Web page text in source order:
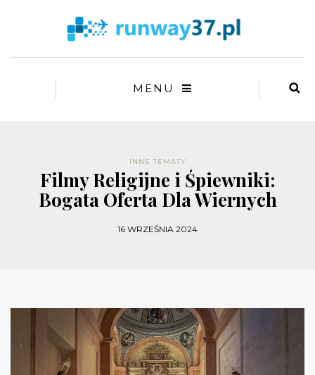
MENU
INNE TEMATY
Filmy Religijne i Śpiewniki:
Bogata Oferta Dla Wiernych
16 WRZEŚNIA 2024